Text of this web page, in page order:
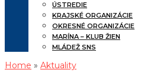
ÚSTREDIE
KRAJSKÉ ORGANIZÁCIE
OKRESNÉ ORGANIZÁCIE
MARÍNA – KLUB ŽIEN
MLÁDEŽ SNS
Home » Aktuality